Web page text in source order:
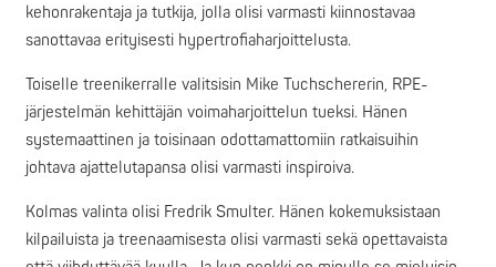
kehonrakentaja ja tutkija, jolla olisi varmasti kiinnostavaa
sanottavaa erityisesti hypertrofiaharjoittelusta.
Toiselle treenikerralle valitsisin Mike Tuchschererin, RPE-
järjestelmän kehittäjän voimaharjoittelun tueksi. Hänen
systemaattinen ja toisinaan odottamattomiin ratkaisuihin
johtava ajattelutapansa olisi varmasti inspiroiva.
Kolmas valinta olisi Fredrik Smulter. Hänen kokemuksistaan
kilpailuista ja treenaamisesta olisi varmasti sekä opettavaista